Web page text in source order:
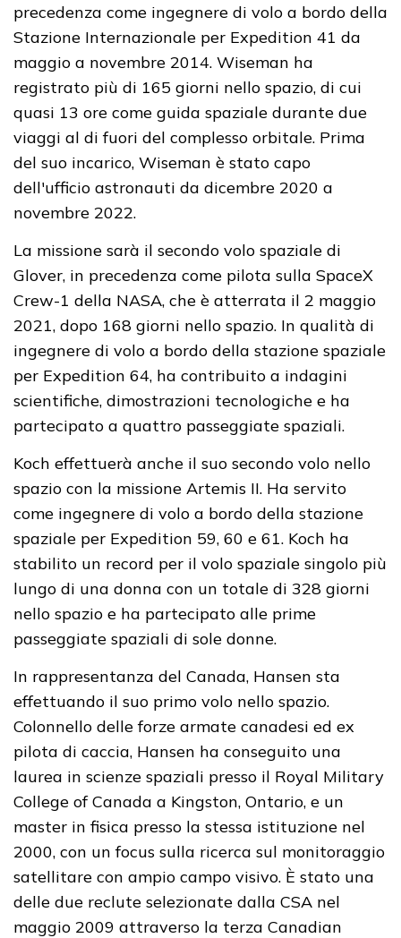
precedenza come ingegnere di volo a bordo della
Stazione Internazionale per Expedition 41 da
maggio a novembre 2014. Wiseman ha
registrato più di 165 giorni nello spazio, di cui
quasi 13 ore come guida spaziale durante due
viaggi al di fuori del complesso orbitale. Prima
del suo incarico, Wiseman è stato capo
dell'ufficio astronauti da dicembre 2020 a
novembre 2022.
La missione sarà il secondo volo spaziale di
Glover, in precedenza come pilota sulla SpaceX
Crew-1 della NASA, che è atterrata il 2 maggio
2021, dopo 168 giorni nello spazio. In qualità di
ingegnere di volo a bordo della stazione spaziale
per Expedition 64, ha contribuito a indagini
scientifiche, dimostrazioni tecnologiche e ha
partecipato a quattro passeggiate spaziali.
Koch effettuerà anche il suo secondo volo nello
spazio con la missione Artemis II. Ha servito
come ingegnere di volo a bordo della stazione
spaziale per Expedition 59, 60 e 61. Koch ha
stabilito un record per il volo spaziale singolo più
lungo di una donna con un totale di 328 giorni
nello spazio e ha partecipato alle prime
passeggiate spaziali di sole donne.
In rappresentanza del Canada, Hansen sta
effettuando il suo primo volo nello spazio.
Colonnello delle forze armate canadesi ed ex
pilota di caccia, Hansen ha conseguito una
laurea in scienze spaziali presso il Royal Military
College of Canada a Kingston, Ontario, e un
master in fisica presso la stessa istituzione nel
2000, con un focus sulla ricerca sul monitoraggio
satellitare con ampio campo visivo. È stato una
delle due reclute selezionate dalla CSA nel
maggio 2009 attraverso la terza Canadian